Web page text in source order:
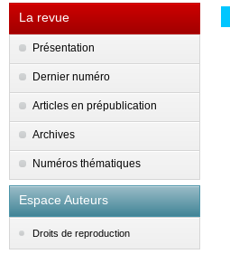
La revue
Présentation
Dernier numéro
Articles en prépublication
Archives
Numéros thématiques
Espace Auteurs
Droits de reproduction